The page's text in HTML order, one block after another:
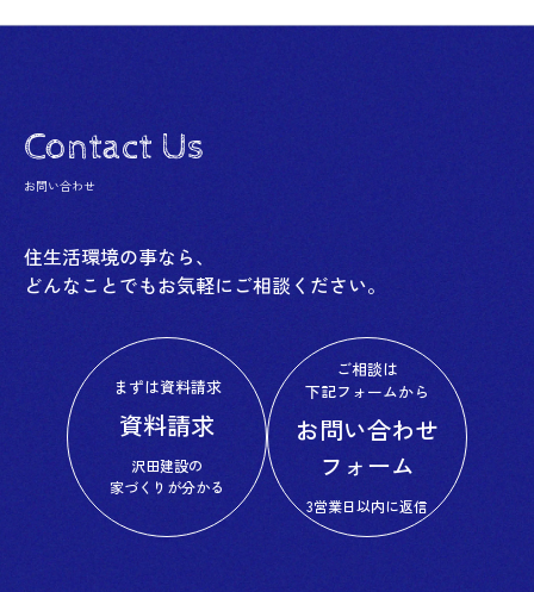
Contact Us
お問い合わせ
住生活環境の事なら、
どんなことでもお気軽にご相談ください。
まずは資料請求
資料請求
沢田建設の
家づくりが分かる
ご相談は
下記フォームから
お問い合わせ
フォーム
3営業日以内に返信